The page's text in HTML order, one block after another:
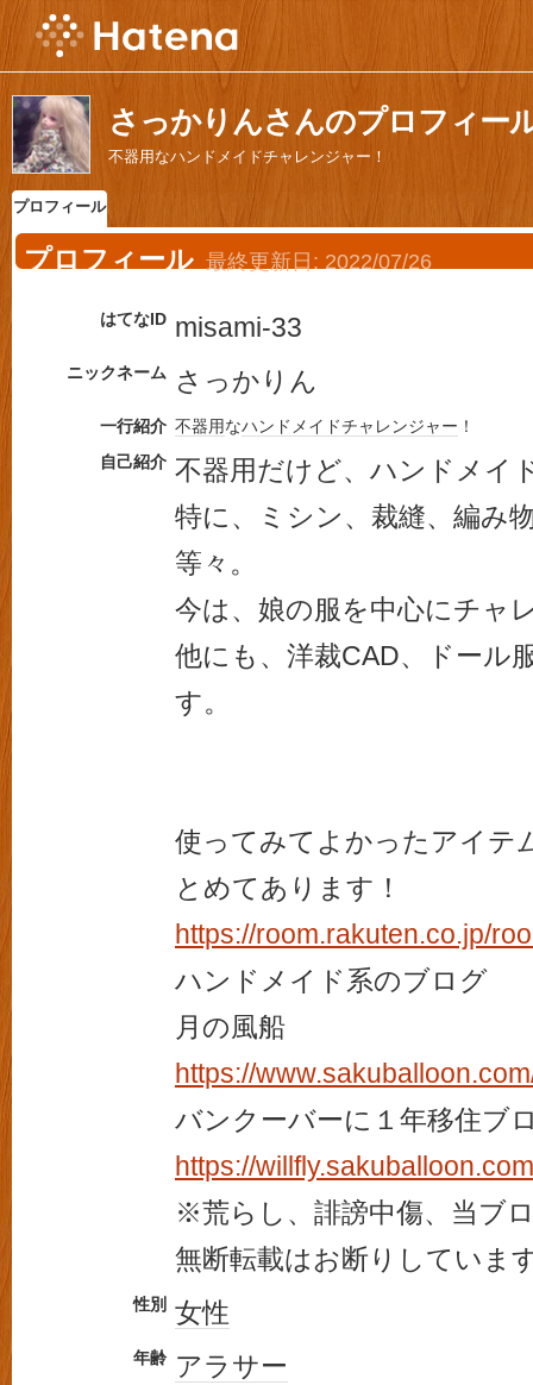
さっかりんさんのプロフィー
不器用なハンドメイドチャレンジャー！
プロフィール
プロフィール 最終更新日: 2022/07/26
はてなID misami-33
ニックネーム さっかりん
一行紹介 不器用なハンドメイドチャレンジャー ！
自己紹介 不器用だけど、ハンドメイ
特に、ミシン、裁縫、編み
等々。
今は、娘の服を中心にチャ
他にも、洋裁CAD、ドール
す。
使ってみてよかったアイテ
とめてあります！
https://room.rakuten.co.jp/
ハンドメイド系のブログ
月の風船
https://
バンクーバーに１年移住ブ
https://
※荒らし、誹謗中傷、当ブ
無断転載はお断りしていま
性別 女性
年齢 アラサー